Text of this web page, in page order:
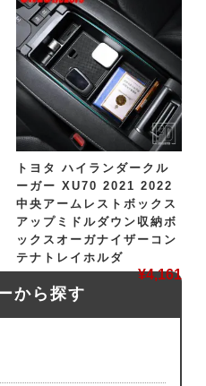
から探す
トヨタ ハイランダークル
ーガー XU70 2021 2022
中央アームレストボックス
アップミドルダウン収納ボ
ックスオーガナイザーコン
テナトレイホルダ
¥4,161